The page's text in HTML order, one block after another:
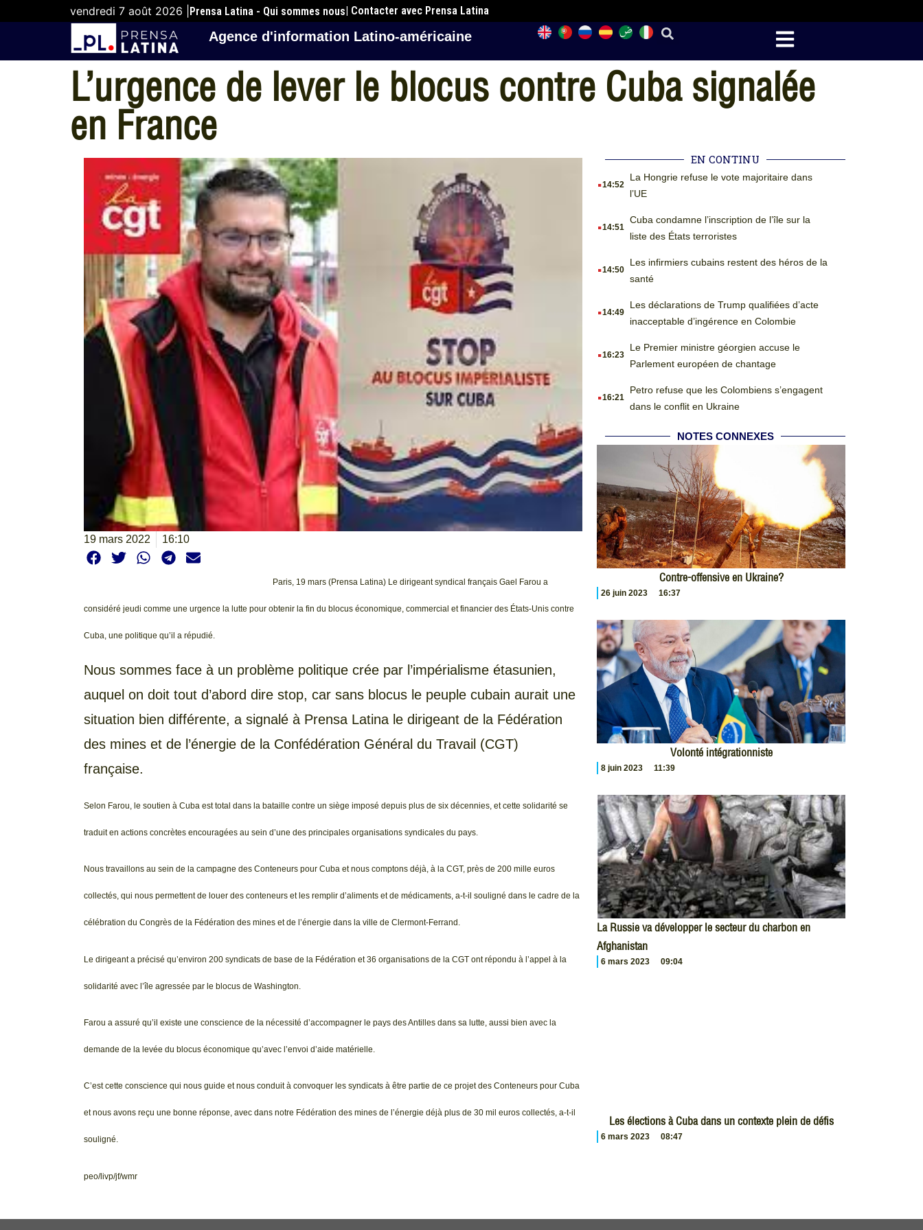
vendredi 7 août 2026 | Prensa Latina - Qui sommes nous| Contacter avec Prensa Latina
Agence d'information Latino-américaine
L’urgence de lever le blocus contre Cuba signalée
en France
19 mars 2022 16:10
Paris, 19 mars (Prensa Latina) Le dirigeant syndical français Gael Farou a
considéré jeudi comme une urgence la lutte pour obtenir la fin du blocus économique, commercial et financier des États-Unis contre
Cuba, une politique qu’il a répudié.
Nous sommes face à un problème politique crée par l’impérialisme étasunien,
auquel on doit tout d’abord dire stop, car sans blocus le peuple cubain aurait une
situation bien différente, a signalé à Prensa Latina le dirigeant de la Fédération
des mines et de l’énergie de la Confédération Général du Travail (CGT)
française.
Selon Farou, le soutien à Cuba est total dans la bataille contre un siège imposé depuis plus de six décennies, et cette solidarité se
traduit en actions concrètes encouragées au sein d’une des principales organisations syndicales du pays.
Nous travaillons au sein de la campagne des Conteneurs pour Cuba et nous comptons déjà, à la CGT, près de 200 mille euros
collectés, qui nous permettent de louer des conteneurs et les remplir d’aliments et de médicaments, a-t-il souligné dans le cadre de la
célébration du Congrès de la Fédération des mines et de l’énergie dans la ville de Clermont-Ferrand.
Le dirigeant a précisé qu’environ 200 syndicats de base de la Fédération et 36 organisations de la CGT ont répondu à l’appel à la
solidarité avec l’île agressée par le blocus de Washington.
Farou a assuré qu’il existe une conscience de la nécessité d’accompagner le pays des Antilles dans sa lutte, aussi bien avec la
demande de la levée du blocus économique qu’avec l’envoi d’aide matérielle.
C’est cette conscience qui nous guide et nous conduit à convoquer les syndicats à être partie de ce projet des Conteneurs pour Cuba
et nous avons reçu une bonne réponse, avec dans notre Fédération des mines de l’énergie déjà plus de 30 mil euros collectés, a-t-il
souligné.
peo/livp/jf/wmr
EN CONTINU
.14:52
La Hongrie refuse le vote majoritaire dans
l’UE
.14:51
Cuba condamne l’inscription de l’île sur la
liste des États terroristes
.14:50
Les infirmiers cubains restent des héros de la
santé
.14:49
Les déclarations de Trump qualifiées d’acte
inacceptable d’ingérence en Colombie
.16:23
Le Premier ministre géorgien accuse le
Parlement européen de chantage
.16:21
Petro refuse que les Colombiens s’engagent
dans le conflit en Ukraine
NOTES CONNEXES
Contre-offensive en Ukraine?
26 juin 2023 16:37
Volonté intégrationniste
8 juin 2023 11:39
La Russie va développer le secteur du charbon en
Afghanistan
6 mars 2023 09:04
Les élections à Cuba dans un contexte plein de défis
6 mars 2023 08:47